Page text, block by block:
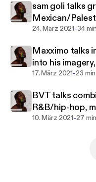
sam goli talks
Mexican/
gender &
24. März 2021-34 min
Maxximo talks
into his
Harming
17. März 2021-23 min
BVT talks
R&B/hip-hop,
career in
10. März 2021-27 min